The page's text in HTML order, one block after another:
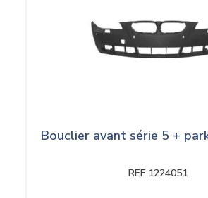
Bouclier avant série 5 +
REF 1224051